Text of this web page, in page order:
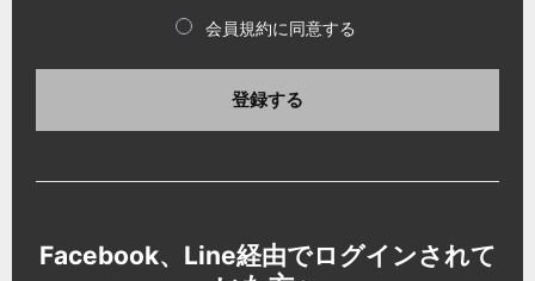
会員規約に同意する
登録する
Facebook、Line経由でログインされて